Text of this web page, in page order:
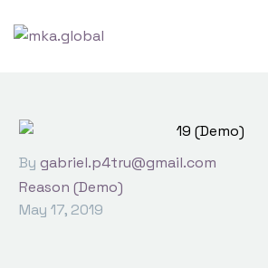
By gabriel.p4tru@gmail.com
Reason (Demo)
May 17, 2019